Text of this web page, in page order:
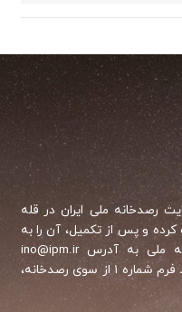
رصدخانه ملی ایران در قله
کرده و پس از تکمیل، آن را به
نشانی پست الکترونیکی طرح رصدخانه ملی به آدرس ino@ipm.ir
سوی رصدخانه،